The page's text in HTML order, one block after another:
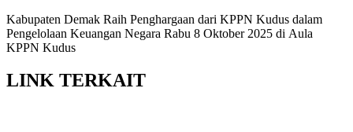
Kabupaten Demak Raih Penghargaan dari KPPN Kudus dalam
Pengelolaan Keuangan Negara Rabu 8 Oktober 2025 di Aula
KPPN Kudus
LINK TERKAIT